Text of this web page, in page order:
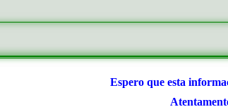
Espero que esta